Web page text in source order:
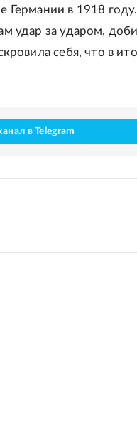
Германии в 1918 году.
удар за ударом,
себя, что в
в Telegram